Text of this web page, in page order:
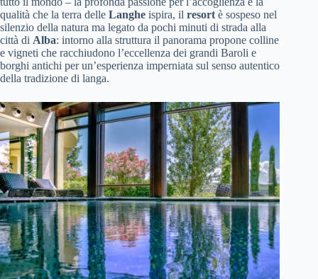
qualità che la terra delle Langhe ispira, il resort è sospeso nel
silenzio della natura ma legato da pochi minuti di strada alla
città di Alba: intorno alla struttura il panorama propone colline
e vigneti che racchiudono l’eccellenza dei grandi Baroli e
borghi antichi per un’esperienza imperniata sul senso autentico
della tradizione di langa.